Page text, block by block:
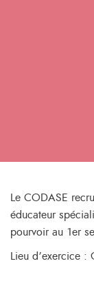
Le CODASE
éducateur
pourvoir au 1er
Lieu d’exercice